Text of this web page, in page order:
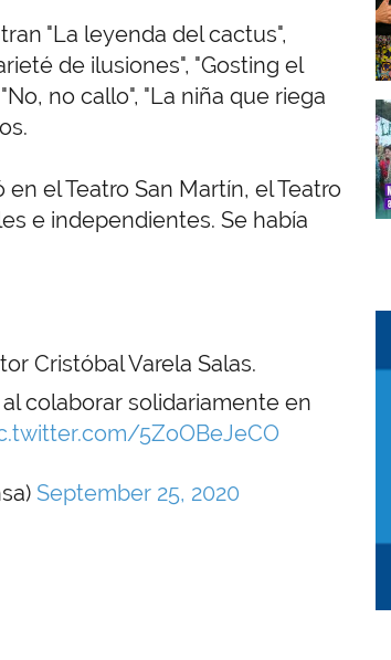
"La leyenda del cactus",
de ilusiones", "Gosting el
no callo", "La niña que riega
el Teatro San Martín, el Teatro
e independientes. Se había
Cristóbal Varela Salas.
colaborar solidariamente en
5ZoOBeJeCO
September 25, 2020